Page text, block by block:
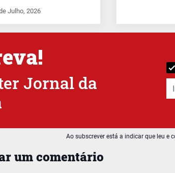
um comentário
Julho, 2026
Jornal da
Ao subscrever está a indicar que leu e